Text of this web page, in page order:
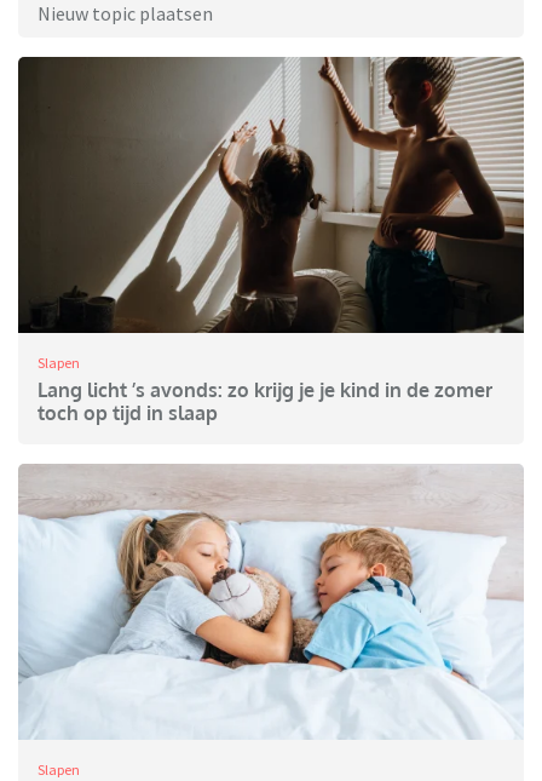
Nieuw topic plaatsen
Slapen
Lang licht ’s avonds: zo krijg je je kind in de zomer
toch op tijd in slaap
Slapen